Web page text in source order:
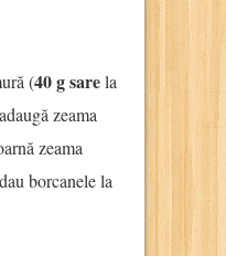
(40 g sarela
zeama
zeama
borcanele la